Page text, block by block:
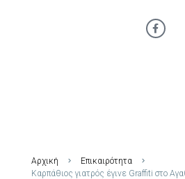
Αρχική
Επικαιρότητα
Καρπάθιος γιατρός έγινε Graffiti στο